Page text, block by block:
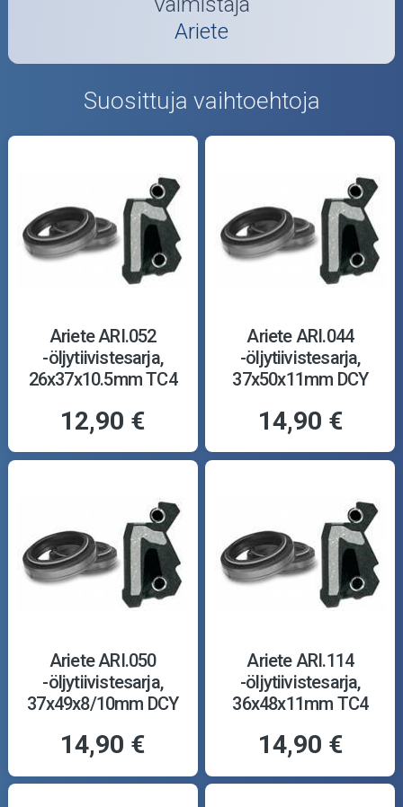
Ariete
Suosittuja vaihtoehtoja
Ariete ARI.052
-öljytiivistesarja,
26x37x10.5mm TC4
12,90 €
Ariete ARI.044
-öljytiivistesarja,
37x50x11mm DCY
14,90 €
Ariete ARI.050
-öljytiivistesarja,
37x49x8/10mm DCY
14,90 €
Ariete ARI.114
-öljytiivistesarja,
36x48x11mm TC4
14,90 €